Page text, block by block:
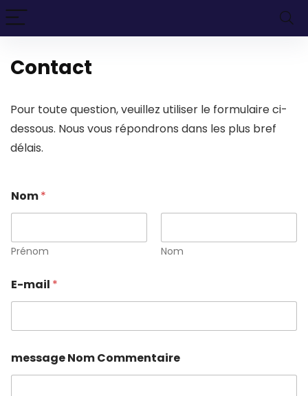
Contact
Pour toute question, veuillez utiliser le formulaire ci-
dessous. Nous vous répondrons dans les plus bref
délais.
Nom*
Prénom Nom
E-mail *
message Nom Commentaire